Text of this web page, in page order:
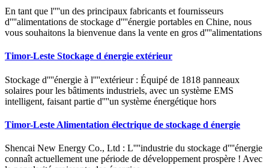
En tant que l''''un des principaux fabricants et fournisseurs
d''''alimentations de stockage d''''énergie portables en Chine, nous
vous souhaitons la bienvenue dans la vente en gros d''''alimentations
Timor-Leste Stockage d énergie extérieur
Stockage d''''énergie à l''''extérieur : Équipé de 1818 panneaux
solaires pour les bâtiments industriels, avec un système EMS
intelligent, faisant partie d''''un système énergétique hors
Timor-Leste Alimentation électrique de stockage d énergie
Shencai New Energy Co., Ltd : L''''industrie du stockage d''''énergie
connaît actuellement une période de développement prospère ! Avec